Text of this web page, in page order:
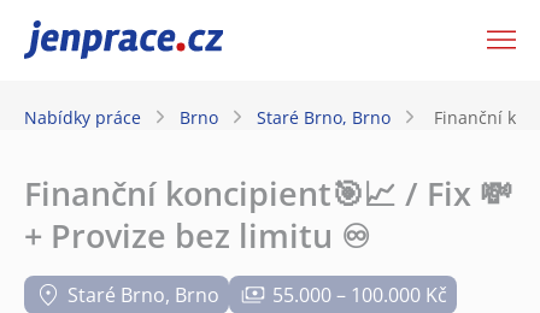
JenPráce.cz
Nabídky práce Brno Staré Brno, Brno Finanční
Finanční koncipient🎯📈 / Fix 💸
+ Provize bez limitu ♾️
Staré Brno, Brno
55.000 – 100.000 Kč